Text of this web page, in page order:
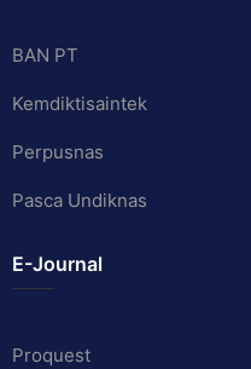
BAN PT
Kemdiktisaintek
Perpusnas
Pasca Undiknas
E-Journal
Proquest